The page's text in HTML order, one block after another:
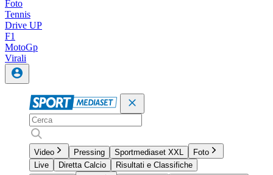
Foto
Tennis
Drive UP
F1
MotoGp
Virali
Video Pressing Sportmediaset XXL
Foto
Live
Diretta Calcio
Risultati e Classifiche